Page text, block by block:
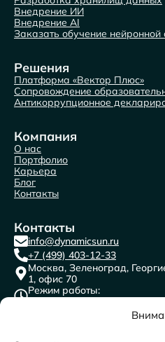
Внедрение ИИ
Внедрение AI
Заказать обучение нейронной
Решения
Платформа «Вектор Плюс»
Сопровождение
Антикоррупционное
Компания
О нас
Портфолио
Карьера
Блог
Контакты
Контакты
info@dynamicsun.ru
+7 (499) 403-12-33
Москва, Зеленоград,
1, офис 70
Режим работы:
пн-пт с 9:00 до 18:00